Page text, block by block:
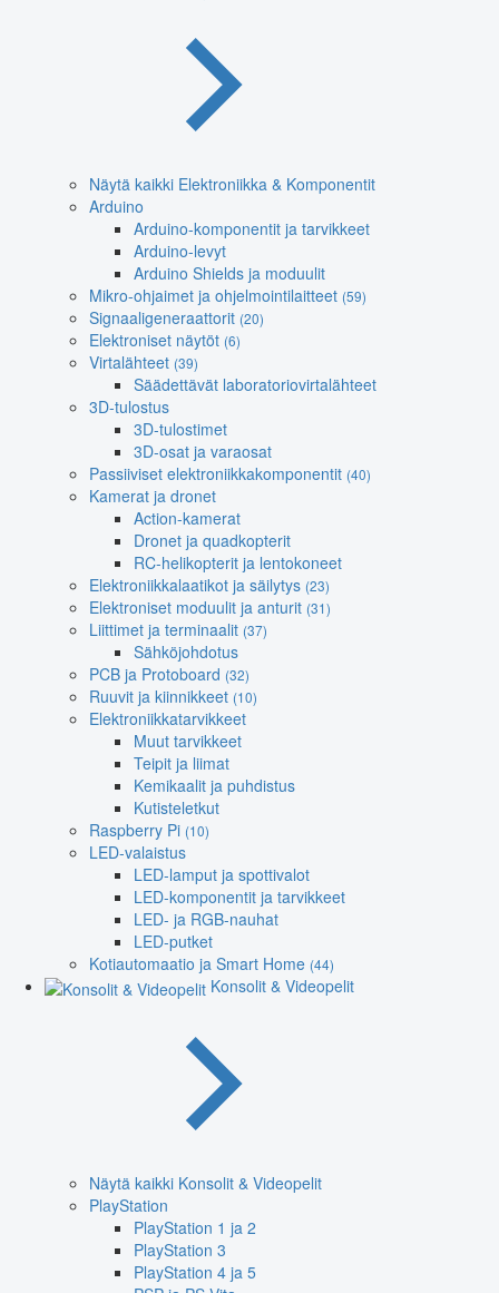
Näytä kaikki Elektroniikka & Komponentit
Arduino
Arduino-komponentit ja tarvikkeet
Arduino-levyt
Arduino Shields ja moduulit
Mikro-ohjaimet ja ohjelmointilaitteet (59)
Signaaligeneraattorit (20)
Elektroniset näytöt (6)
Virtalähteet (39)
Säädettävät laboratoriovirtalähteet
3D-tulostus
3D-tulostimet
3D-osat ja varaosat
Passiiviset elektroniikkakomponentit (40)
Kamerat ja dronet
Action-kamerat
Dronet ja quadkopterit
RC-helikopterit ja lentokoneet
Elektroniikkalaatikot ja säilytys (23)
Elektroniset moduulit ja anturit (31)
Liittimet ja terminaalit (37)
Sähköjohdotus
PCB ja Protoboard (32)
Ruuvit ja kiinnikkeet (10)
Elektroniikkatarvikkeet
Muut tarvikkeet
Teipit ja liimat
Kemikaalit ja puhdistus
Kutisteletkut
Raspberry Pi (10)
LED-valaistus
LED-lamput ja spottivalot
LED-komponentit ja tarvikkeet
LED- ja RGB-nauhat
LED-putket
Kotiautomaatio ja Smart Home (44)
Konsolit & Videopelit
Näytä kaikki Konsolit & Videopelit
PlayStation
PlayStation 1 ja 2
PlayStation 3
PlayStation 4 ja 5